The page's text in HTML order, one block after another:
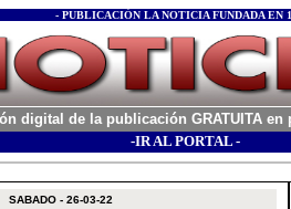
- PUBLICACIÓN LA NOTICIA FUNDADA EN
digital de la publicación GRATUITA en
-IR AL PORTAL -
SABADO - 26-03-22